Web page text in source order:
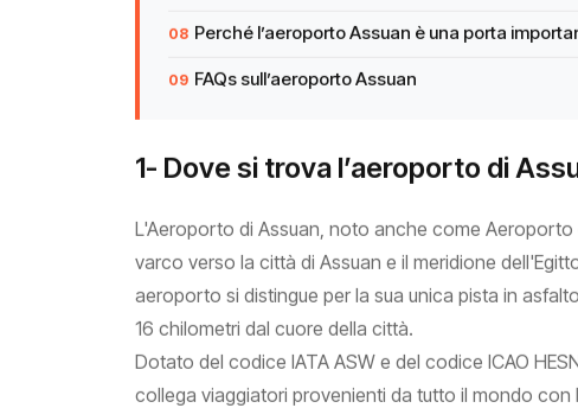
Perché l’aeroporto Assuan è una porta
FAQs sull’aeroporto Assuan
1- Dove si trova l’aeroporto di
L'Aeroporto di Assuan, noto anche come
varco verso la città di Assuan e il meridione
aeroporto si distingue per la sua unica pista in
16 chilometri dal cuore della città.
Dotato del codice IATA ASW e del codice ICAO
collega viaggiatori provenienti da tutto il mondo